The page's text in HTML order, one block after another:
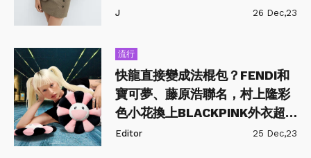
在！
J 26 Dec,23
流行
快龍直接變成法棍包？FENDI和
寶可夢、藤原浩聯名，村上隆彩
色小花換上BLACKPINK外衣超
可愛
Editor 25 Dec,23